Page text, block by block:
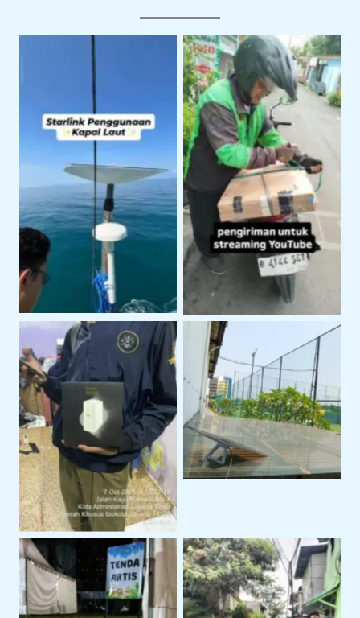
Starlink Untuk
Operasional Pelayaran
Pengiriman Starlink
Untuk Live Streaming
dan Produksi Konten
Internet Alternatif
Dengan Sewa Modem
Orbit
Sewa Starlink Mini
Untuk Kebutuhan
Internet Portable
Penggunaan Untuk